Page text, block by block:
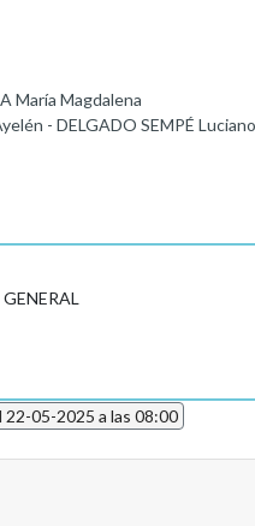
María Magdalena
- DELGADO SEMPÉ
22-05-2025 a las 08:00